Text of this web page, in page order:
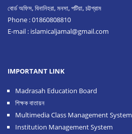
বোর্ড অফিস, বিনানিহরা, মনসা, পটিয়া, চট্টগ্রাম
Phone : 01860808810
E-mail : islamicaljamal@gmail.com
IMPORTANT LINK
Madrasah Education Board
শিক্ষক বাতায়ন
Multimedia Class Management System
Institution Management System